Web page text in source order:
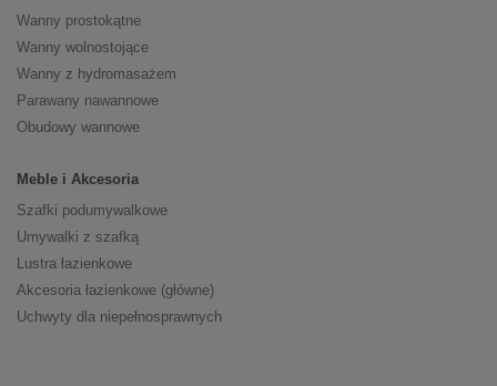
Wanny prostokątne
Wanny wolnostojące
Wanny z hydromasażem
Parawany nawannowe
Obudowy wannowe
Meble i Akcesoria
Szafki podumywalkowe
Umywalki z szafką
Lustra łazienkowe
Akcesoria łazienkowe (główne)
Uchwyty dla niepełnosprawnych